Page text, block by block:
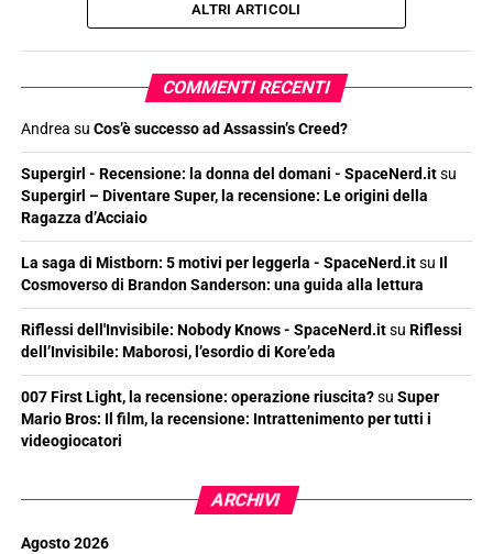
ALTRI ARTICOLI
COMMENTI RECENTI
Andrea su Cos’è successo ad Assassin’s Creed?
Supergirl - Recensione: la donna del domani - SpaceNerd.itsu
Supergirl – Diventare Super, la recensione: Le origini della
Ragazza d’Acciaio
La saga di Mistborn: 5 motivi per leggerla - SpaceNerd.itsu Il
Cosmoverso di Brandon Sanderson: una guida alla lettura
Riflessi dell'Invisibile: Nobody Knows - SpaceNerd.itsu Riflessi
dell’Invisibile: Maborosi, l’esordio di Kore’eda
007 First Light, la recensione: operazione riuscita?su Super
Mario Bros: Il film, la recensione: Intrattenimento per tutti i
videogiocatori
ARCHIVI
Agosto 2026